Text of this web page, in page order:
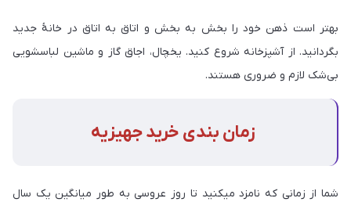
بهتر است ذهن خود را بخش به بخش و اتاق به اتاق در خانۀ جدید
بگردانید. از آشپزخانه شروع کنید. یخچال، اجاق گاز و ماشین لباسشویی
بی‌شک لازم و ضروری هستند.
زمان بندی خرید جهیزیه
شما از زمانی که نامزد میکنید تا روز عروسی به طور میانگین یک سال